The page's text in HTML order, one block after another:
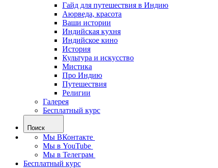
Гайд для путешествия в Индию
Аюрведа, красота
Ваши истории
Индийская кухня
Индийское кино
История
Культура и искусство
Мистика
Про Индию
Путешествия
Религии
Галерея
Бесплатный курс
Поиск
Мы ВКонтакте
Мы в YouTube
Мы в Телеграм
Бесплатный курс